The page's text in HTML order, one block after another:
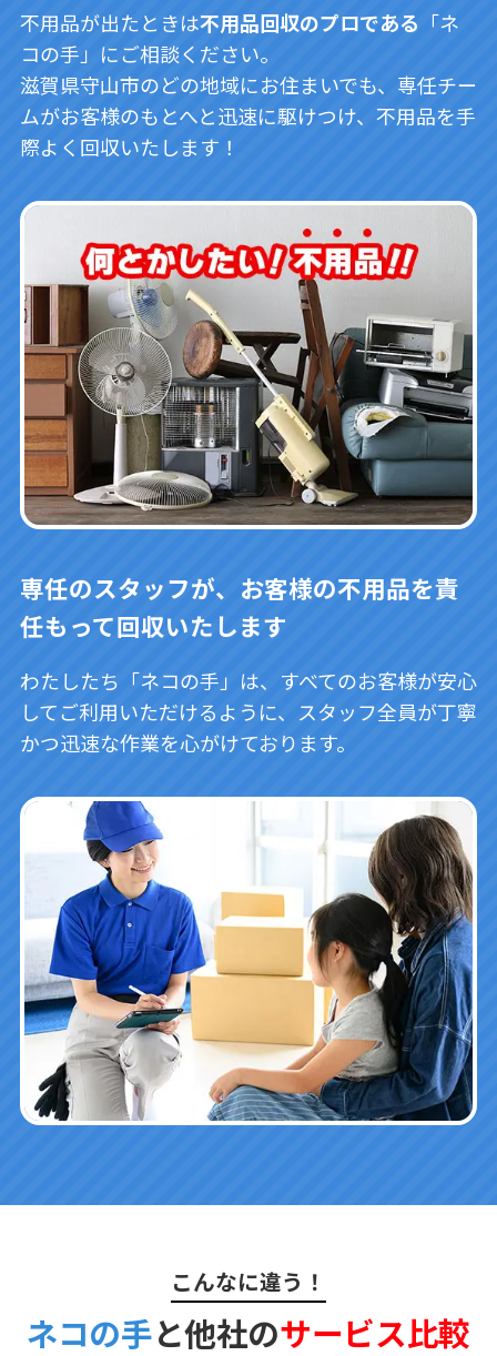
不用品が出たときは不用品回収のプロである 「ネ
コの手」にご相談ください。
滋賀県守山市のどの地域にお住まいでも、専任チー
ムがお客様のもとへと迅速に駆けつけ、不用品を手
際よく回収いたします！
専任のスタッフが、お客様の不用品を責
任もって回収いたします
わたしたち「ネコの手」は、すべてのお客様が安心
してご利用いただけるように、スタッフ全員が丁寧
かつ迅速な作業を心がけております。
こんなに違う！
ネコの手と他社のサービス比較